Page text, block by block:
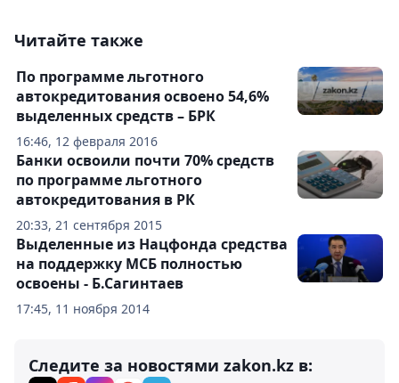
Читайте также
16:46, 12 февраля 2016
По программе льготного
автокредитования освоено 54,6%
выделенных средств – БРК
20:33, 21 сентября 2015
Банки освоили почти 70% средств
по программе льготного
автокредитования в РК
17:45, 11 ноября 2014
Выделенные из Нацфонда средства
на поддержку МСБ полностью
освоены - Б.Сагинтаев
Следите за новостями zakon.kz в: